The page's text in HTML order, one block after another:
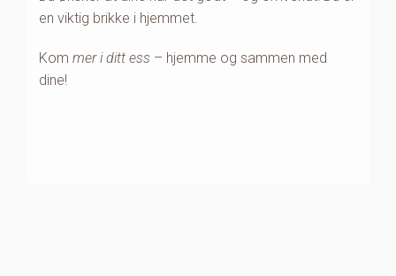
en viktig brikke i hjemmet.
Kom mer i ditt ess – hjemme og sammen med
dine!